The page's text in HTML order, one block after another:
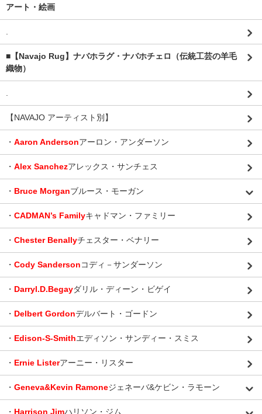
アート・絵画
■【Navajo Rug】ナバホラグ・ナバホチェロ（伝統工芸の羊毛
織物）
【NAVAJO アーティスト別】
・ Aaron Andersonアーロン・アンダーソン
・ Alex Sanchezアレックス・サンチェス
・ Bruce Morganブルース・モーガン
・ CADMAN’s Familyキャドマン・ファミリー
・ Chester Benallyチェスター・ベナリー
・ Cody Sandersonコディ－サンダーソン
・ Darryl.D.Begayダリル・ディーン・ビゲイ
・ Delbert Gordonデルバート・ゴードン
・ Edison-S-Smithエディソン・サンディー・スミス
・ Ernie Listerアーニー・リスター
・ Geneva&Kevin Ramoneジェネーバ&ケビン・ラモーン
・ Harrison Jimハリソン・ジム